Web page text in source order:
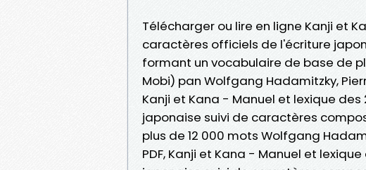
Télécharger ou lire en ligne Kanji et
caractères officiels de l'écriture
formant un vocabulaire de base de
Mobi) pan Wolfgang Hadamitzky,
Kanji et Kana - Manuel et lexique
japonaise suivi de caractères
plus de 12 000 mots Wolfgang
PDF, Kanji et Kana - Manuel et